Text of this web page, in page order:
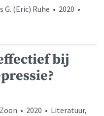
G. (Eric) Ruhe • 2020 •
bij
• 2020 • Literatuur,